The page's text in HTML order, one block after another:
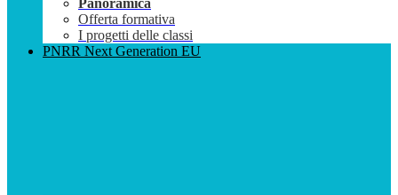
Panoramica
Offerta formativa
I progetti delle classi
PNRR Next Generation EU